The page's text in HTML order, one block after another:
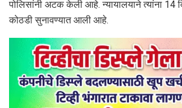
पोलिसांनी अटक केली आहे. न्यायालयाने त्यांना 14
कोठडी सुनावण्यात आली आहे.